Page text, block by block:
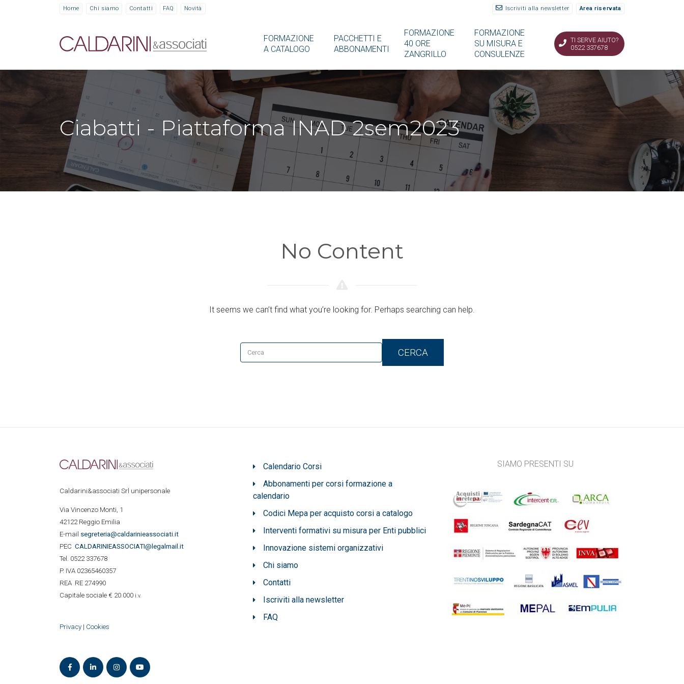
Home Chi siamo Contatti FAQ Novità Iscriviti alla newsletter Area riservata
FORMAZIONE
A CATALOGO
PACCHETTI E
ABBONAMENTI
FORMAZIONE
40 ORE
ZANGRILLO
FORMAZIONE
SU MISURA E
CONSULENZE
TI SERVE AIUTO?
0522 337678
Ciabatti - Piattaforma INAD 2sem2023
No Content
It seems we can’t find what you’re looking for. Perhaps searching can help.
CERCA
Caldarini&associati Srl unipersonale
Via Vincenzo Monti, 1
42122 Reggio Emilia
E-mail segreteria@caldarinieassociati.it
PEC CALDARINIEASSOCIATI@legalmail.it
Tel. 0522 337678
P. IVA 02365460357
REA RE 274990
Capitale sociale € 20.000 i.v.
Privacy | Cookies
Calendario Corsi
Abbonamenti per corsi formazione a
calendario
Codici Mepa per acquisto corsi a catalogo
Interventi formativi su misura per Enti pubblici
Innovazione sistemi organizzativi
Chi siamo
Contatti
Iscriviti alla newsletter
FAQ
SIAMO PRESENTI SU